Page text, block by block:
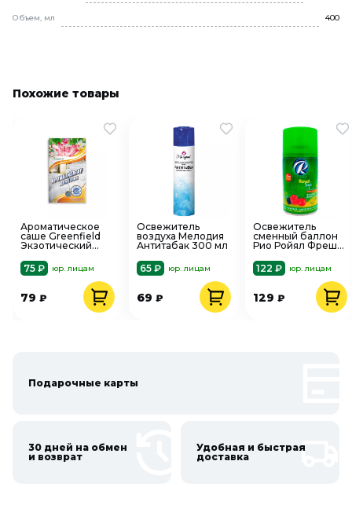
Объем, мл 400
Похожие товары
Ароматическое
саше Greenfield
Экзотический
75 ₽
юр. лицам
79 ₽
Освежитель
воздуха Мелодия
Антитабак 300 мл
65 ₽
юр. лицам
69 ₽
Освежитель
сменный баллон
Рио Ройял Фреш
ягоды 250 мл
122 ₽ юр. лицам
129 ₽
Подарочные карты
30 дней на обмен
и возврат
Удобная и быстрая
доставка